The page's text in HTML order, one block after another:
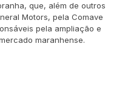
que, além de outros
Motors, pela Comave
pela ampliação e
maranhense.